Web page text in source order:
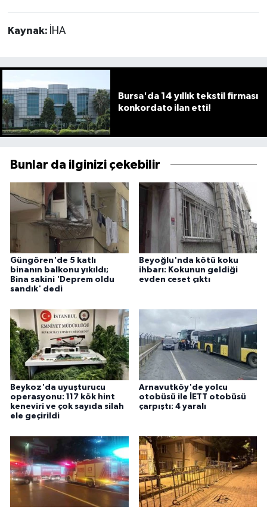
Kaynak: İHA
Bursa'da 14 yıllık tekstil firması
konkordato ilan etti!
Bunlar da ilginizi çekebilir
Güngören'de 5 katlı
binanın balkonu yıkıldı;
Bina sakini 'Deprem oldu
sandık' dedi
Beyoğlu'nda kötü koku
ihbarı: Kokunun geldiği
evden ceset çıktı
Beykoz'da uyuşturucu
operasyonu: 117 kök hint
keneviri ve çok sayıda silah
ele geçirildi
Arnavutköy'de yolcu
otobüsü ile İETT otobüsü
çarpıştı: 4 yaralı